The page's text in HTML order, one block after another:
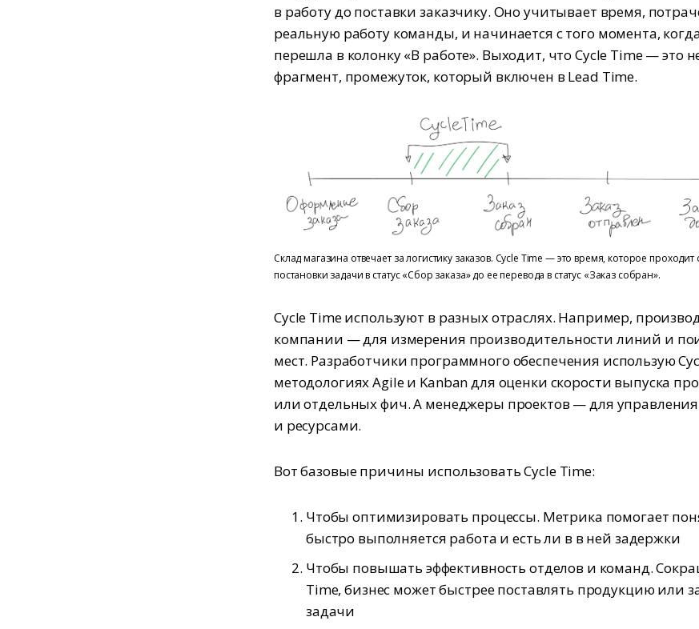
в работу до поставки заказчику. Оно учитывает время,
реальную работу команды, и начинается с того момента,
перешла в колонку «В работе». Выходит, что Cycle Time — это
фрагмент, промежуток, который включен в Lead Time.
Склад магазина отвечает за логистику заказов. Cycle Time — это время, которое проходит
постановки задачи в статус «Сбор заказа» до ее перевода в статус «Заказ собран».
Cycle Time используют в разных отраслях. Например,
компании — для измерения производительности линий и
мест. Разработчики программного обеспечения использую
методологиях Agile и Kanban для оценки скорости выпуска
или отдельных фич. А менеджеры проектов — для
и ресурсами.
Вот базовые причины использовать Cycle Time:
Чтобы оптимизировать процессы. Метрика помогает
быстро выполняется работа и есть ли в в ней задержки
Чтобы повышать эффективность отделов и команд.
Time, бизнес может быстрее поставлять продукцию или
задачи